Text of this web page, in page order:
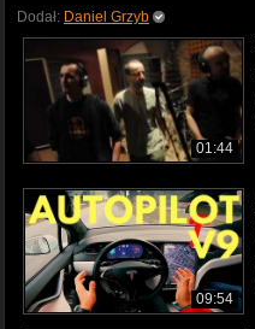
Dodał: Daniel Grzyb
01:44
09:54